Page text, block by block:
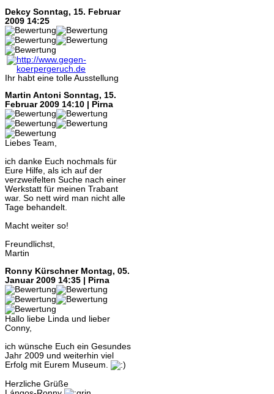
Dekcy Sonntag, 15. Februar
2009 14:25
Ihr habt eine tolle Ausstellung
Martin Antoni Sonntag, 15.
Februar 2009 14:10 | Pirna
Liebes Team,
ich danke Euch nochmals für
Eure Hilfe, als ich auf der
verzweifelten Suche nach einer
Werkstatt für meinen Trabant
war. So nett wird man nicht alle
Tage behandelt.
Macht weiter so!
Freundlichst,
Martin
Ronny Kürschner Montag, 05.
Januar 2009 14:35 | Pirna
Hallo liebe Linda und lieber
Conny,
ich wünsche Euch ein Gesundes
Jahr 2009 und weiterhin viel
Erfolg mit Eurem Museum.
Herzliche Grüße